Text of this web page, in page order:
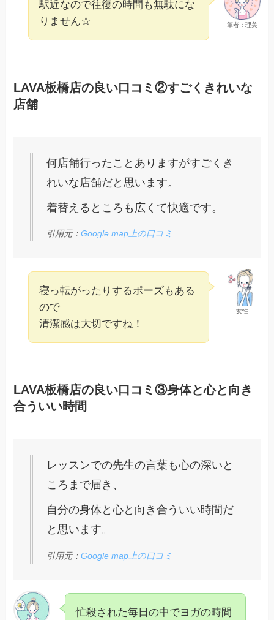
筆者：理美
駅近なので往復の時間も無駄にな
りません☆
LAVA板橋店の良い口コミ②すごくきれいな
店舗
何店舗行ったことありますがすごくき
れいな店舗だと思います。
着替えるところも広くて快適です。
引用元：Google map上の口コミ
女性
寝っ転がったりするポーズもある
ので
清潔感は大切ですね！
LAVA板橋店の良い口コミ③身体と心と向き
合ういい時間
レッスンでの先生の言葉も心の深いと
ころまで届き、
自分の身体と心と向き合ういい時間だ
と思います。
引用元：Google map上の口コミ
忙殺された毎日の中でヨガの時間